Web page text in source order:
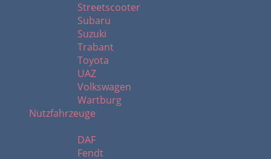
Streetscooter
Subaru
Suzuki
Trabant
Toyota
UAZ
Volkswagen
Wartburg
Nutzfahrzeuge
DAF
Fendt